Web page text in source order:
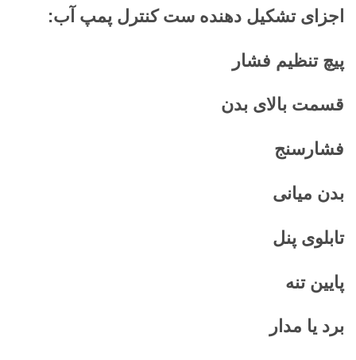
اجزای تشکیل دهنده ست کنترل پمپ آب:
پیچ تنظیم فشار
قسمت بالای بدن
فشارسنج
بدن میانی
تابلوی پنل
پایین تنه
برد یا مدار